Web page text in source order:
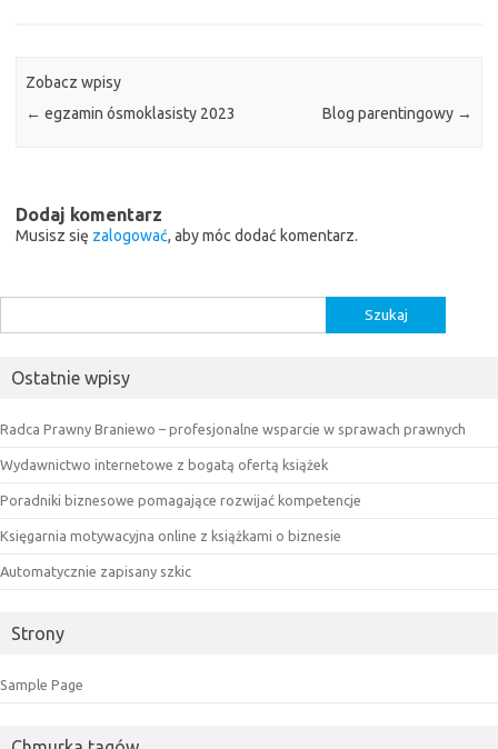
Zobacz wpisy
← egzamin ósmoklasisty 2023 Blog parentingowy →
Dodaj komentarz
Musisz się zalogować, aby móc dodać komentarz.
Ostatnie wpisy
Radca Prawny Braniewo – profesjonalne wsparcie w sprawach prawnych
Wydawnictwo internetowe z bogatą ofertą książek
Poradniki biznesowe pomagające rozwijać kompetencje
Księgarnia motywacyjna online z książkami o biznesie
Automatycznie zapisany szkic
Strony
Sample Page